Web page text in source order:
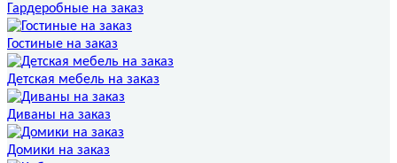
Гардеробные на заказ
Гостиные на заказ
Детская мебель на заказ
Диваны на заказ
Домики на заказ